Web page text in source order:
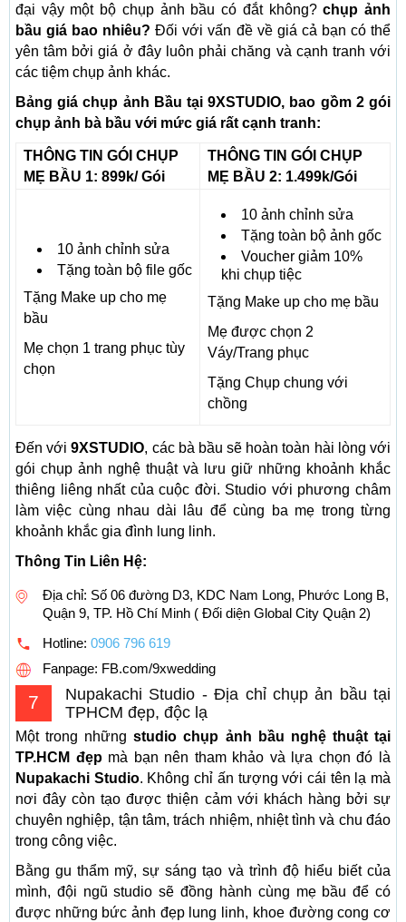
đại vậy một bộ chụp ảnh bầu có đắt không?chụp ảnh
bầu giá bao nhiêu?Đối với vấn đề về giá cả bạn có thể
yên tâm bởi giá ở đây luôn phải chăng và cạnh tranh với
các tiệm chụp ảnh khác.
Bảng giá chụp ảnh Bầu tại 9XSTUDIO, bao gồm 2 gói
chụp ảnh bà bầu với mức giá rất cạnh tranh:
THÔNG TIN GÓI CHỤP
MẸ BẦU 1: 899k/ Gói
THÔNG TIN GÓI CHỤP
MẸ BẦU 2: 1.499k/Gói
10 ảnh chỉnh sửa
Tặng toàn bộ file gốc
Tặng Make up cho mẹ
bầu
Mẹ chọn 1 trang phục tùy
chọn
10 ảnh chỉnh sửa
Tặng toàn bộ ảnh gốc
Voucher giảm 10%
khi chụp tiệc
Tặng Make up cho mẹ bầu
Mẹ được chọn 2
Váy/Trang phục
Tặng Chụp chung với
chồng
Đến với9XSTUDIO, các bà bầu sẽ hoàn toàn hài lòng với
gói chụp ảnh nghệ thuật và lưu giữ những khoảnh khắc
thiêng liêng nhất của cuộc đời. Studio với phương châm
làm việc cùng nhau dài lâu để cùng ba mẹ trong từng
khoảnh khắc gia đình lung linh.
Thông Tin Liên Hệ:
Địa chỉ: Số 06 đường D3, KDC Nam Long, Phước Long B,
Quận 9, TP. Hồ Chí Minh ( Đối diện Global City Quận 2)
Hotline: 0906 796 619
Fanpage: FB.com/9xwedding
7
Nupakachi Studio - Địa chỉ chụp ản bầu tại
TPHCM đẹp, độc lạ
Một trong nhữngstudio chụp ảnh bầu nghệ thuật tại
TP.HCM đẹpmà bạn nên tham khảo và lựa chọn đó là
Nupakachi Studio. Không chỉ ấn tượng với cái tên lạ mà
nơi đây còn tạo được thiện cảm với khách hàng bởi sự
chuyên nghiệp, tận tâm, trách nhiệm, nhiệt tình và chu đáo
trong công việc.
Bằng gu thẩm mỹ, sự sáng tạo và trình độ hiểu biết của
mình, đội ngũ studio sẽ đồng hành cùng mẹ bầu để có
được những bức ảnh đẹp lung linh, khoe đường cong cơ